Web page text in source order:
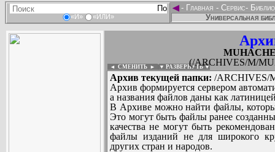
«И» «ИЛИ»
◄- Главная - Сервис-
Универсальная
(/ARCHIVES/M/
◄ СМЕНИТЬ ► ▼ РАЗВЕРНУТЬ ▼
Архив текущей папки: /ARCHIVES/
Архив формируется сервером
а названия файлов даны как
В Архиве можно найти файлы,
Это могут быть файлы ранее
качества не могут быть
файлы изданий не для широкого
других стран и народов.